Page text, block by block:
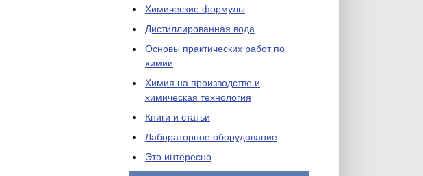
Химические формулы
Дистиллированная вода
Основы практических работ по
химии
Химия на производстве и
химическая технология
Книги и статьи
Лабораторное оборудование
Это интересно